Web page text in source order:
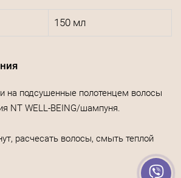
150 мл
на подсушенные полотенцем волосы
NT WELL-BEING/шампуня.
расчесать волосы, смыть теплой